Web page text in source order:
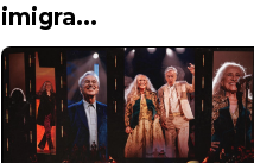
imigra...